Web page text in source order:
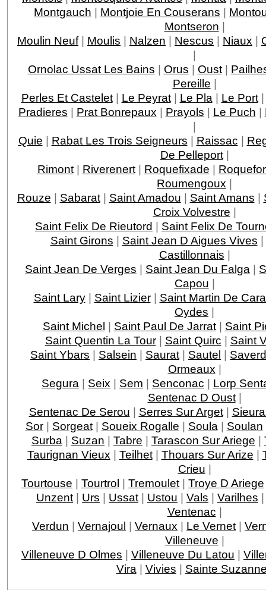
Montgauch | Montjoie En Couserans |
Montseron |
Moulin Neuf| Moulis | Nalzen | Nescus | Niaux |
|
Ornolac Ussat Les Bains | Orus | Oust|
Pereille |
Perles Et Castelet| Le Peyrat| Le Pla | Le Port
Pradieres | Prat Bonrepaux | Prayols | Le Puch |
|
Quie | Rabat Les Trois Seigneurs | Raissac |
De Pelleport|
Rimont| Riverenert| Roquefixade |
Roumengoux |
Rouze | Sabarat| Saint Amadou | Saint Amans |
Croix Volvestre |
Saint Felix De Rieutord | Saint Felix De
Saint Girons | Saint Jean D Aigues Vives |
Castillonnais |
Saint Jean De Verges | Saint Jean Du Falga |
Capou |
Saint Lary| Saint Lizier| Saint Martin De
Oydes |
Saint Michel | Saint Paul De Jarrat| Saint
Saint Quentin La Tour| Saint Quirc | Saint
Saint Ybars | Salsein | Saurat | Sautel |
Ormeaux |
Segura | Seix | Sem | Senconac | Lorp
Sentenac D Oust|
Sentenac De Serou | Serres Sur Arget|
Sor| Sorgeat| Soueix Rogalle | Soula | Soulan
Surba | Suzan | Tabre | Tarascon Sur Ariege |
Taurignan Vieux | Teilhet| Thouars Sur Arize |
Crieu |
Tourtouse | Tourtrol | Tremoulet | Troye D Ariege
Unzent | Urs | Ussat | Ustou | Vals | Varilhes
Ventenac |
Verdun | Vernajoul | Vernaux | Le Vernet |
Villeneuve |
Villeneuve D Olmes | Villeneuve Du Latou |
Vira | Vivies | Sainte